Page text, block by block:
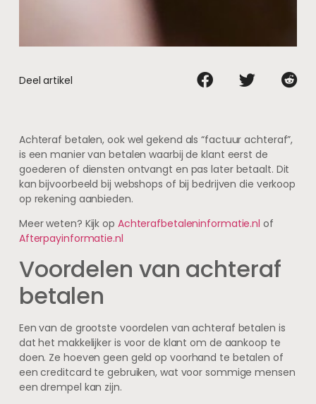
Deel artikel
Achteraf betalen, ook wel gekend als “factuur achteraf”,
is een manier van betalen waarbij de klant eerst de
goederen of diensten ontvangt en pas later betaalt. Dit
kan bijvoorbeeld bij webshops of bij bedrijven die verkoop
op rekening aanbieden.
Meer weten? Kijk op Achterafbetaleninformatie.nl of
Afterpayinformatie.nl
Voordelen van achteraf
betalen
Een van de grootste voordelen van achteraf betalen is
dat het makkelijker is voor de klant om de aankoop te
doen. Ze hoeven geen geld op voorhand te betalen of
een creditcard te gebruiken, wat voor sommige mensen
een drempel kan zijn.